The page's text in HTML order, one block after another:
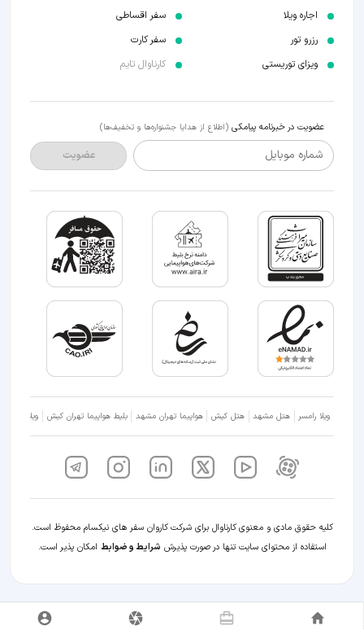
اجاره ویلا
رزرو تور
ویزای توریستی
سفر اقساطی
سفر کارت
کارناوال تایم
عضویت در خبرنامه پیامکی (اطلاع از هدایا جشنواره‌ها و تخفیف‌ها)
شماره موبایل عضویت
ویلا رامسر هتل مشهد هتل کیش هواپیما تهران مشهد بلیط هواپیما تهران کیش ویلا شمال
کلیه حقوق مادی و معنوی کارناوال برای شرکت کاروان سفر های نیکسام محفوظ است.
استفاده از محتوای سایت تنها در صورت پذیرش شرایط و ضوابط امکان پذیر است.